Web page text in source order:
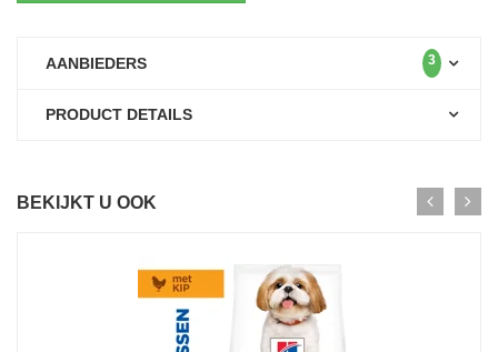
AANBIEDERS 3
PRODUCT DETAILS
BEKIJKT U OOK